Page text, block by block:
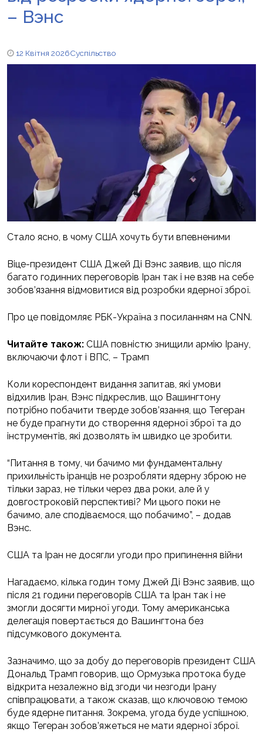
– Вэнс
12 Квітня 2026Суспільство
Стало ясно, в чому США хочуть бути впевненими
Віце-президент США Джей Ді Вэнс заявив, що після
багато годинних переговорів Іран так і не взяв на себе
зобов’язання відмовитися від розробки ядерної зброї.
Про це повідомляє РБК-Україна з посиланням на CNN.
Читайте також: США повністю знищили армію Ірану,
включаючи флот і ВПС, – Трамп
Коли кореспондент видання запитав, які умови
відхилив Іран, Вэнс підкреслив, що Вашингтону
потрібно побачити тверде зобов’язання, що Тегеран
не буде прагнути до створення ядерної зброї та до
інструментів, які дозволять їм швидко це зробити.
“Питання в тому, чи бачимо ми фундаментальну
прихильність іранців не розробляти ядерну зброю не
тільки зараз, не тільки через два роки, але й у
довгостроковій перспективі? Ми цього поки не
бачимо, але сподіваємося, що побачимо”, – додав
Вэнс.
США та Іран не досягли угоди про припинення війни
Нагадаємо, кілька годин тому Джей Ді Вэнс заявив, що
після 21 години переговорів США та Іран так і не
змогли досягти мирної угоди. Тому американська
делегація повертається до Вашингтона без
підсумкового документа.
Зазначимо, що за добу до переговорів президент США
Дональд Трамп говорив, що Ормузька протока буде
відкрита незалежно від згоди чи незгоди Ірану
співпрацювати, а також сказав, що ключовою темою
буде ядерне питання. Зокрема, угода буде успішною,
якщо Тегеран зобов’яжеться не мати ядерної зброї.